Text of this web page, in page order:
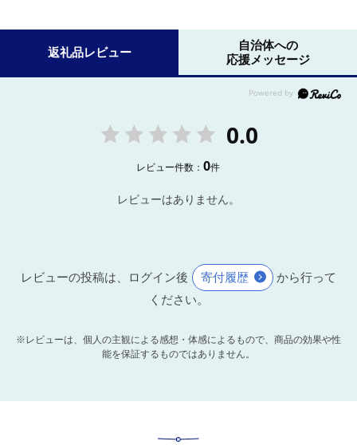
返礼品レビュー
自治体への
応援メッセージ
0.0
レビュー件数：0件
レビューはありません。
レビューの投稿は、ログイン後 寄付履歴
から行って
ください。
※レビューは、個人の主観による感想・体感によるもので、商品の効果や性
能を保証するものではありません。